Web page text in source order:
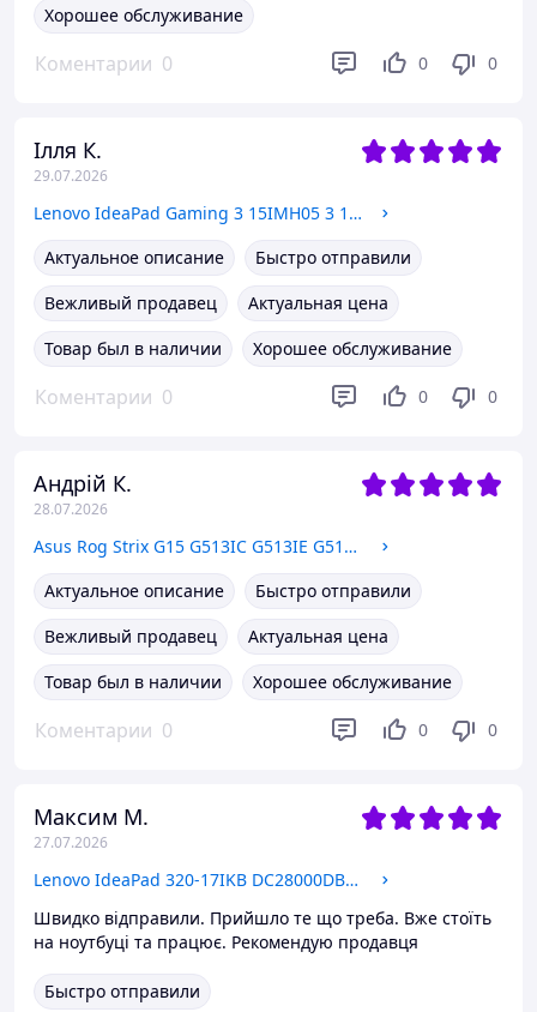
Хорошее обслуживание
Коментарии 0 0 0
Ілля К.
29.07.2026
Lenovo IdeaPad Gaming 3 15IMH05 3 15ARH05 AP1JM000400AYL Нижняя часть корпуса, лоток, поддон
Актуальное описание
Быстро отправили
Вежливый продавец
Актуальная цена
Товар был в наличии
Хорошее обслуживание
Коментарии 0 0 0
Андрій К.
28.07.2026
Asus Rog Strix G15 G513IC G513IE G513IH G513QC G513QE Нижняя часть корпуса, корыто, поддон
Актуальное описание
Быстро отправили
Вежливый продавец
Актуальная цена
Товар был в наличии
Хорошее обслуживание
Коментарии 0 0 0
Максим М.
27.07.2026
Lenovo IdeaPad 320-17IKB DC28000DBF0 Система охлаждения, вентилятор
Швидко відправили. Прийшло те що треба. Вже стоїть
на ноутбуці та працює. Рекомендую продавця
Быстро отправили